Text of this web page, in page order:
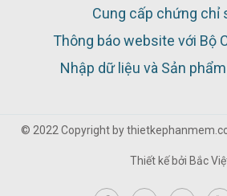
Cung cấp chứng chỉ
Thông báo website với Bộ
Nhập dữ liệu và Sản
© 2022 Copyright by
Thiết kế bởi Bắc